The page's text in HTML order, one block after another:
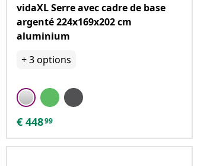
vidaXL Serre avec cadre de base
argenté 224x169x202 cm
aluminium
+3options
€ 44899